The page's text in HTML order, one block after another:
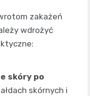
zakażeń
wdrożyć
skóry po
skórnych i